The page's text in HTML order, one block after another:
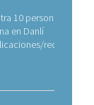
10 personas
en Danlí